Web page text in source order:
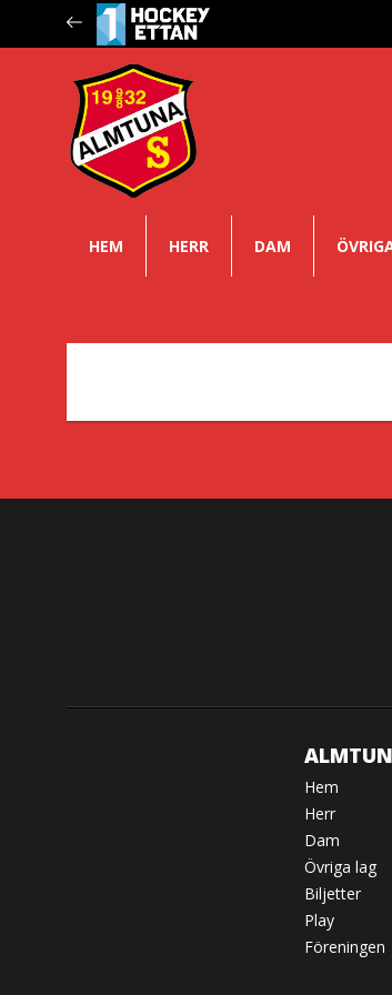
HEM HERR DAM
Hem
Herr
Dam
Övriga lag
Biljetter
Play
Föreningen